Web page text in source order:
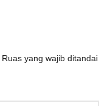
Ruas yang wajib ditandai